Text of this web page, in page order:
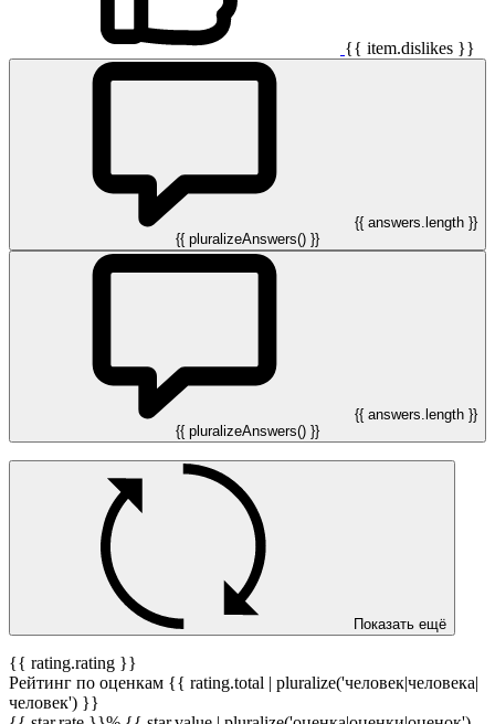
{{ item.dislikes }}
{{ answers.length }}
{{ pluralizeAnswers() }}
{{ answers.length }}
{{ pluralizeAnswers() }}
Показать ещё
{{ rating.rating }}
Рейтинг по оценкам {{ rating.total | pluralize('человек|человека|
человек') }}